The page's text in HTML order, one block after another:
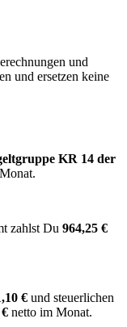
und
und ersetzen keine
KR 14 der
zahlst Du 964,25 €
€ und steuerlichen
netto im Monat.